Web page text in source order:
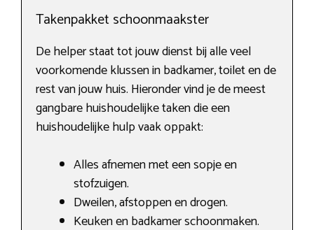
Takenpakket schoonmaakster
De helper staat tot jouw dienst bij alle veel
voorkomende klussen in badkamer, toilet en de
rest van jouw huis. Hieronder vind je de meest
gangbare huishoudelijke taken die een
huishoudelijke hulp vaak oppakt:
Alles afnemen met een sopje en
stofzuigen.
Dweilen, afstoppen en drogen.
Keuken en badkamer schoonmaken.